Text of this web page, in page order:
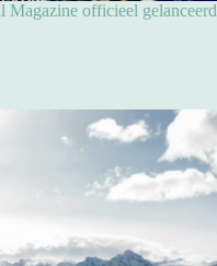
Magazine officieel gelanceerd